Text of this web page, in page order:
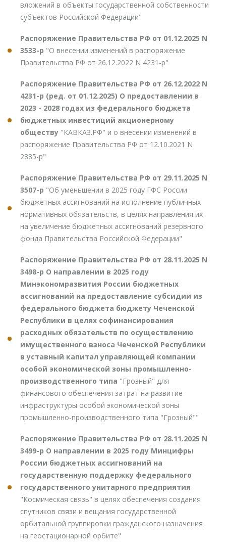
вложений в объекты государственной собственности
субъектов Российской Федерации"
Распоряжение Правительства РФ от 01.12.2025 N
3533-р "О внесении изменений в распоряжение
Правительства РФ от 26.12.2022 N 4231-р"
Распоряжение Правительства РФ от 26.12.2022 N
4231-р (ред. от 01.12.2025) О предоставлении в
2023 - 2028 годах из федерального бюджета
бюджетных инвестиций акционерному
обществу "КАВКАЗ.РФ" и о внесении изменений в
распоряжение Правительства РФ от 12.10.2021 N
2885-р"
Распоряжение Правительства РФ от 29.11.2025 N
3507-р "Об уменьшении в 2025 году ГФС России
бюджетных ассигнований на исполнение публичных
нормативных обязательств, в целях направления их
на увеличение бюджетных ассигнований резервного
фонда Правительства Российской Федерации"
Распоряжение Правительства РФ от 28.11.2025 N
3498-р О направлении в 2025 году
Минэкономразвития России бюджетных
ассигнований на предоставление субсидии из
федерального бюджета бюджету Чеченской
Республики в целях софинансирования
расходных обязательств по осуществлению
имущественного взноса Чеченской Республики
в уставный капитал управляющей компании
особой экономической зоны промышленно-
производственного типа "Грозный" для
финансового обеспечения затрат на развитие
инфраструктуры особой экономической зоны
промышленно-производственного типа "Грозный""
Распоряжение Правительства РФ от 28.11.2025 N
3499-р О направлении в 2025 году Минцифры
России бюджетных ассигнований на
государственную поддержку федерального
государственного унитарного предприятия
"Космическая связь" в целях обеспечения создания
спутников связи и вещания государственной
орбитальной группировки гражданского назначения
на геостационарной орбите"